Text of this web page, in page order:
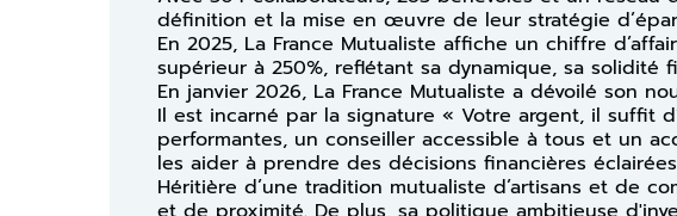
définition et la mise en œuvre de leur stratégie
En 2025, La France Mutualiste affiche un chiffre
supérieur à 250%, reflétant sa dynamique, sa
En janvier 2026, La France Mutualiste a dévoilé son
Il est incarné par la signature « Votre argent, il suffit
performantes, un conseiller accessible à tous et un
les aider à prendre des décisions financières
Héritière d’une tradition mutualiste d’artisans et de